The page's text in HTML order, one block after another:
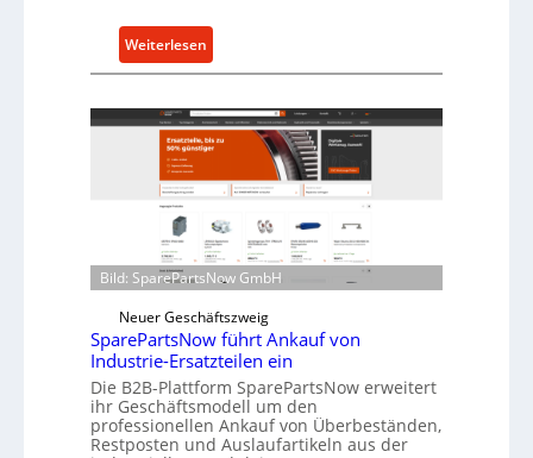
t
f
ü
i
d
i
r
e
k
t
e
A
n
Weiterlesen:
C
l
l
e
n
t
w
i
c
k
e
l
t
Bild: SparePartsNow GmbH
Neuer Geschäftszweig
SparePartsNow führt Ankauf von
Industrie-Ersatzteilen ein
Die B2B-Plattform SparePartsNow erweitert
ihr Geschäftsmodell um den
professionellen Ankauf von Überbeständen,
Restposten und Auslaufartikeln aus der